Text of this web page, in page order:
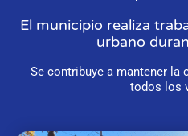
El municipio realiza
urbano
Se contribuye a mantener la
todos los